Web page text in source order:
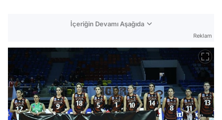
İçeriğin Devamı Aşağıda
Reklam